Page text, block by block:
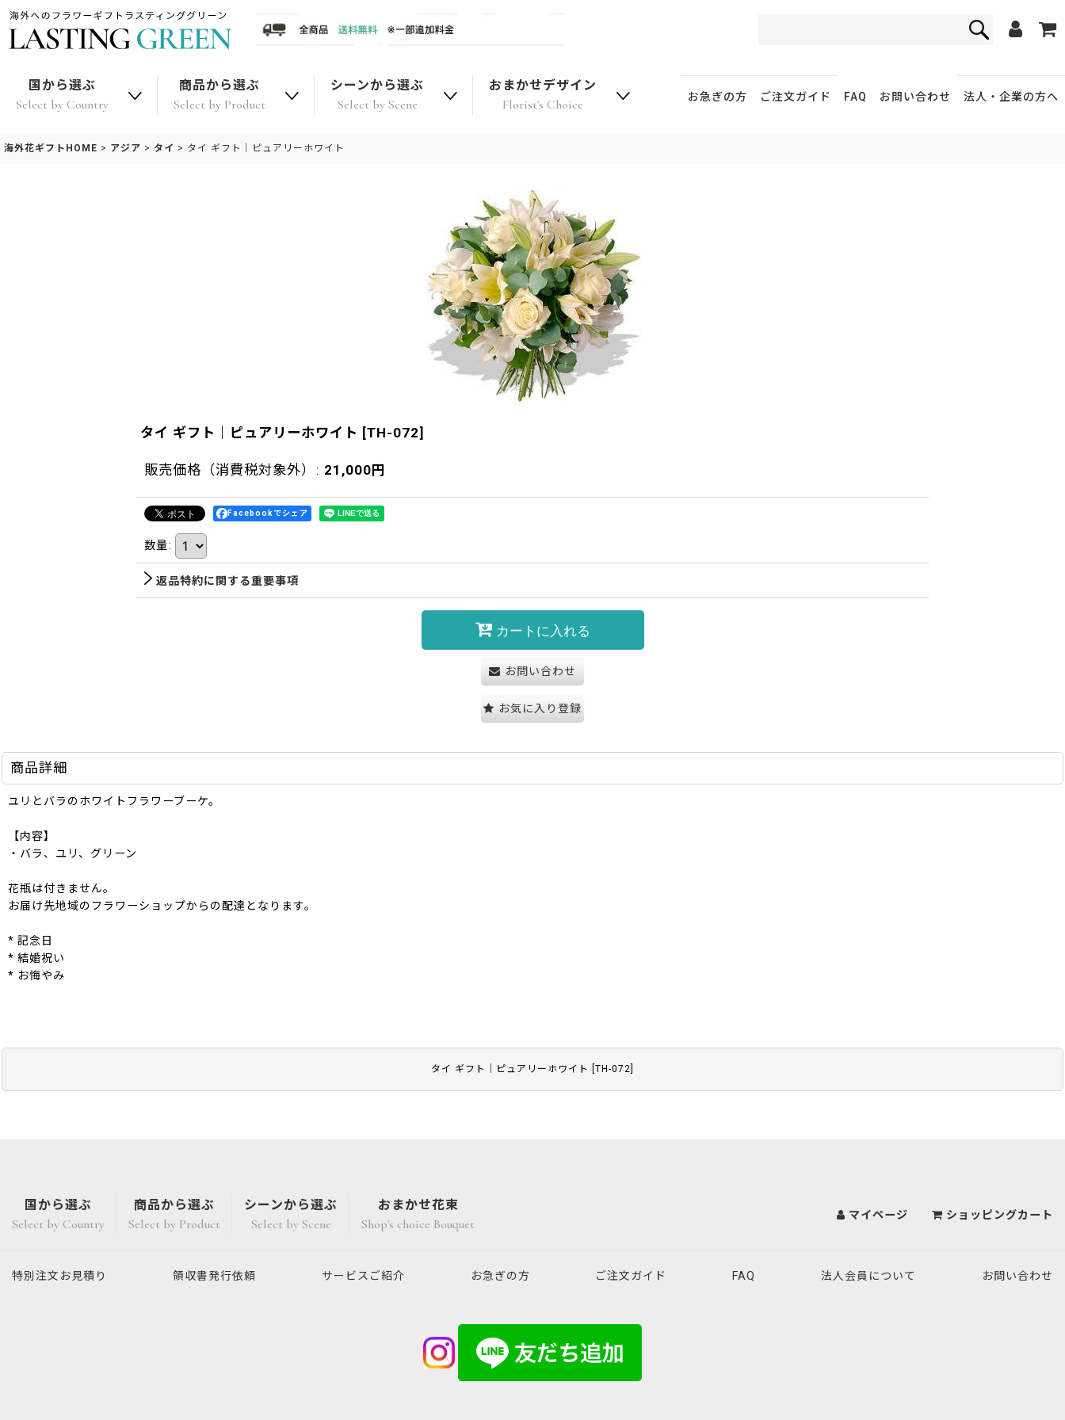
国から選ぶ
Select by Country
商品から選ぶ
Select by Product
シーンから選ぶ
Select by Scene
おまかせデザイン
Florist's Choice 法人・企業の方へ
ご注文ガイド
お急ぎの方 FAQ お問い合わせ
海外花ギフトHOME > アジア > タイ > タイ ギフト｜ピュアリーホワイト
タイ ギフト｜ピュアリーホワイト TH-072
タイ ギフト｜ピュアリーホワイト [TH-072]
販売価格（消費税対象外） : 21,000 円
Facebookでシェア
数量:
返品特約に関する重要事項
カートに入れる
お問い合わせ
お気に入り登録
商品詳細
ユリとバラのホワイトフラワーブーケ。
【内容】
・バラ、ユリ、グリーン
花瓶は付きません。
お届け先地域のフラワーショップからの配達となります。
* 記念日
* 結婚祝い
* お悔やみ
国から選ぶ
Select by Country
商品から選ぶ
Select by Product
シーンから選ぶ
Select by Scene
おまかせ花束
Shop's choice Bouquet
マイページ ショッピングカート
特別注文 お見積り 領収書発行依頼 サービスご紹介 お急ぎの方 ご注文ガイド FAQ 法人会員について お問い合わせ